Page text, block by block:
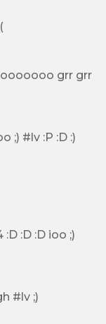
:) ;) ioo :(
#ok :o argh :Oo boo :( grr ioo ;) #lv :P :D :)
èstraordinario #ok #ok argh #lv ;)